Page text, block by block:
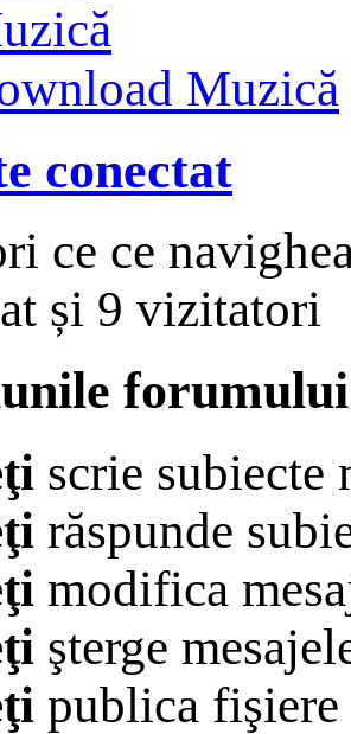
Muzică
conectat
ce ce
și 9 vizitatori
forumului
scrie subiecte
răspunde
modifica
şterge
publica fişiere